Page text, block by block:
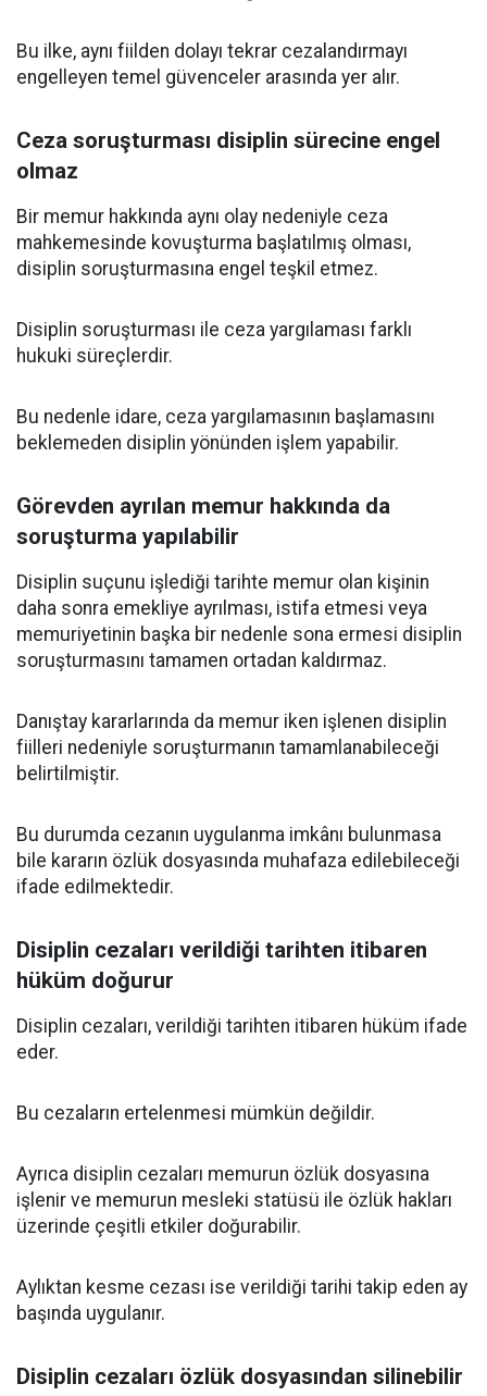
Bu ilke, aynı fiilden dolayı tekrar cezalandırmayı
engelleyen temel güvenceler arasında yer alır.
Ceza soruşturması disiplin sürecine engel
olmaz
Bir memur hakkında aynı olay nedeniyle ceza
mahkemesinde kovuşturma başlatılmış olması,
disiplin soruşturmasına engel teşkil etmez.
Disiplin soruşturması ile ceza yargılaması farklı
hukuki süreçlerdir.
Bu nedenle idare, ceza yargılamasının başlamasını
beklemeden disiplin yönünden işlem yapabilir.
Görevden ayrılan memur hakkında da
soruşturma yapılabilir
Disiplin suçunu işlediği tarihte memur olan kişinin
daha sonra emekliye ayrılması, istifa etmesi veya
memuriyetinin başka bir nedenle sona ermesi disiplin
soruşturmasını tamamen ortadan kaldırmaz.
Danıştay kararlarında da memur iken işlenen disiplin
fiilleri nedeniyle soruşturmanın tamamlanabileceği
belirtilmiştir.
Bu durumda cezanın uygulanma imkânı bulunmasa
bile kararın özlük dosyasında muhafaza edilebileceği
ifade edilmektedir.
Disiplin cezaları verildiği tarihten itibaren
hüküm doğurur
Disiplin cezaları, verildiği tarihten itibaren hüküm ifade
eder.
Bu cezaların ertelenmesi mümkün değildir.
Ayrıca disiplin cezaları memurun özlük dosyasına
işlenir ve memurun mesleki statüsü ile özlük hakları
üzerinde çeşitli etkiler doğurabilir.
Aylıktan kesme cezası ise verildiği tarihi takip eden ay
başında uygulanır.
Disiplin cezaları özlük dosyasından silinebilir